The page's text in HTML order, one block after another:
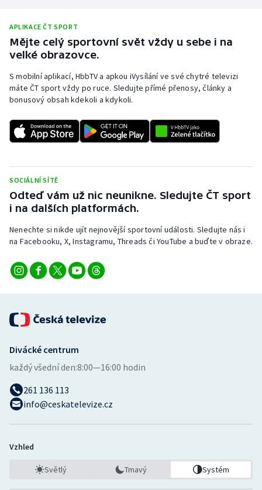
APLIKACE ČT SPORT
Mějte celý sportovní svět vždy u sebe i na
velké obrazovce.
S mobilní aplikací, HbbTV a apkou iVysílání ve své chytré televizi
máte ČT sport vždy po ruce. Sledujte přímé přenosy, články a
bonusový obsah kdekoli a kdykoli.
SOCIÁLNÍ SÍTĚ
Odteď vám už nic neunikne. Sledujte ČT sport
i na dalších platformách.
Nenechte si nikde ujít nejnovější sportovní události. Sledujte nás i
na Facebooku, X, Instagramu, Threads či YouTube a buďte v obraze.
Divácké centrum
každý všední den:8:00—16:00 hodin
261 136 113
info@ceskatelevize.cz
Vzhled
Světlý Tmavý Systém